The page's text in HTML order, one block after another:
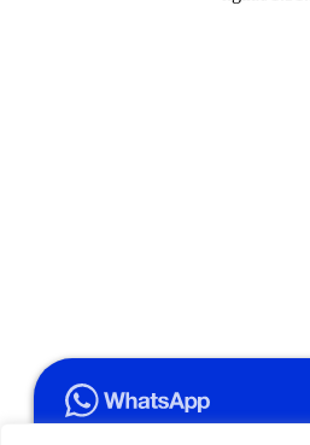
Consultation pour le